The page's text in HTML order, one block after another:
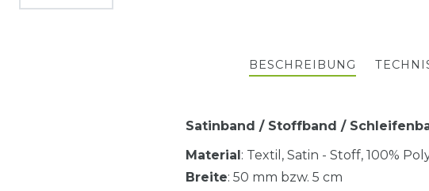
BESCHREIBUNG
Satinband / Stoffband /
Material: Textil, Satin - Stoff, 100%
Breite: 50 mm bzw. 5 cm